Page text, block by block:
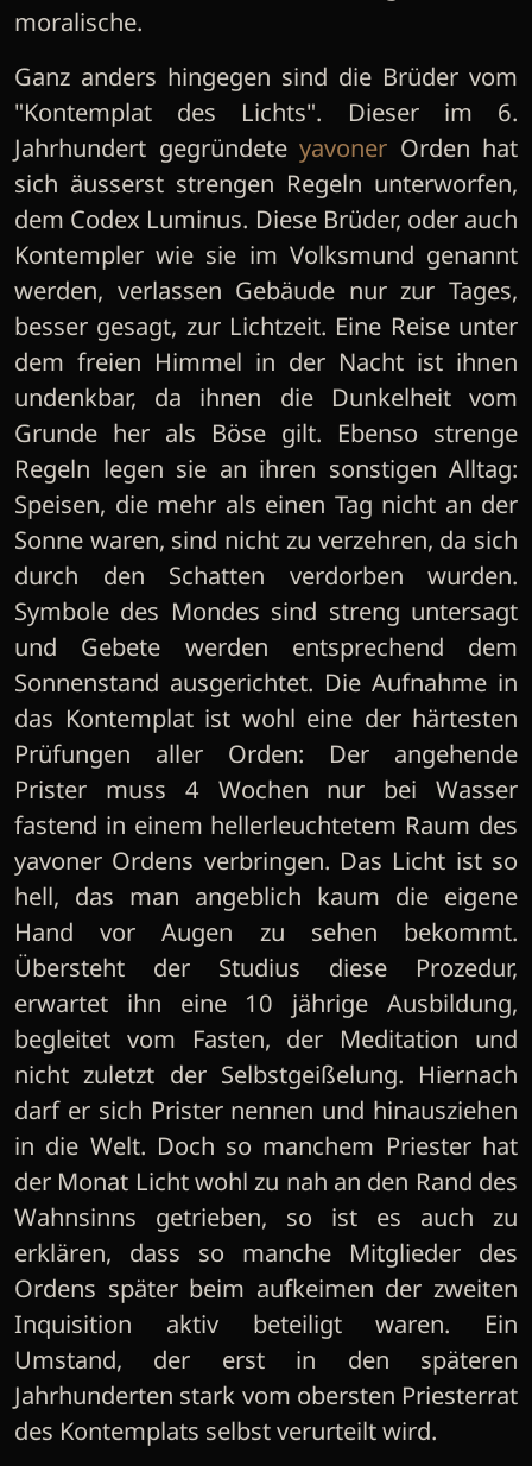
moralische.
Ganz anders hingegen sind die Brüder vom
"Kontemplat des Lichts". Dieser im 6.
Jahrhundert gegründete yavoner Orden hat
sich äusserst strengen Regeln unterworfen,
dem Codex Luminus. Diese Brüder, oder auch
Kontempler wie sie im Volksmund genannt
werden, verlassen Gebäude nur zur Tages,
besser gesagt, zur Lichtzeit. Eine Reise unter
dem freien Himmel in der Nacht ist ihnen
undenkbar, da ihnen die Dunkelheit vom
Grunde her als Böse gilt. Ebenso strenge
Regeln legen sie an ihren sonstigen Alltag:
Speisen, die mehr als einen Tag nicht an der
Sonne waren, sind nicht zu verzehren, da sich
durch den Schatten verdorben wurden.
Symbole des Mondes sind streng untersagt
und Gebete werden entsprechend dem
Sonnenstand ausgerichtet. Die Aufnahme in
das Kontemplat ist wohl eine der härtesten
Prüfungen aller Orden: Der angehende
Prister muss 4 Wochen nur bei Wasser
fastend in einem hellerleuchtetem Raum des
yavoner Ordens verbringen. Das Licht ist so
hell, das man angeblich kaum die eigene
Hand vor Augen zu sehen bekommt.
Übersteht der Studius diese Prozedur,
erwartet ihn eine 10 jährige Ausbildung,
begleitet vom Fasten, der Meditation und
nicht zuletzt der Selbstgeißelung. Hiernach
darf er sich Prister nennen und hinausziehen
in die Welt. Doch so manchem Priester hat
der Monat Licht wohl zu nah an den Rand des
Wahnsinns getrieben, so ist es auch zu
erklären, dass so manche Mitglieder des
Ordens später beim aufkeimen der zweiten
Inquisition aktiv beteiligt waren. Ein
Umstand, der erst in den späteren
Jahrhunderten stark vom obersten Priesterrat
des Kontemplats selbst verurteilt wird.